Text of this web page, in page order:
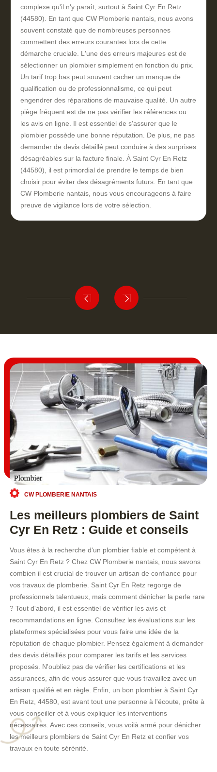
complexe qu'il n'y paraît, surtout à Saint Cyr En Retz
(44580). En tant que CW Plomberie nantais, nous avons
souvent constaté que de nombreuses personnes
commettent des erreurs courantes lors de cette
démarche cruciale. L'une des erreurs majeures est de
sélectionner un plombier simplement en fonction du prix.
Un tarif trop bas peut souvent cacher un manque de
qualification ou de professionnalisme, ce qui peut
engendrer des réparations de mauvaise qualité. Un autre
piège fréquent est de ne pas vérifier les références ou
les avis en ligne. Il est essentiel de s'assurer que le
plombier possède une bonne réputation. De plus, ne pas
demander de devis détaillé peut conduire à des surprises
désagréables sur la facture finale. À Saint Cyr En Retz
(44580), il est primordial de prendre le temps de bien
choisir pour éviter des désagréments futurs. En tant que
CW Plomberie nantais, nous vous encourageons à faire
preuve de vigilance lors de votre sélection.
CW PLOMBERIE NANTAIS
Les meilleurs plombiers de Saint
Cyr En Retz : Guide et conseils
Vous êtes à la recherche d'un plombier fiable et compétent à
Saint Cyr En Retz ? Chez CW Plomberie nantais, nous savons
combien il est crucial de trouver un artisan de confiance pour
vos travaux de plomberie. Saint Cyr En Retz regorge de
professionnels talentueux, mais comment dénicher la perle rare
? Tout d'abord, il est essentiel de vérifier les avis et
recommandations en ligne. Consultez les évaluations sur les
plateformes spécialisées pour vous faire une idée de la
réputation de chaque plombier. Pensez également à demander
des devis détaillés pour comparer les tarifs et les services
proposés. N'oubliez pas de vérifier les certifications et les
assurances, afin de vous assurer que vous travaillez avec un
artisan qualifié et en règle. Enfin, un bon plombier à Saint Cyr
En Retz, 44580, est avant tout une personne à l'écoute, prête à
vous conseiller et à vous expliquer les interventions
nécessaires. Avec ces conseils, vous voilà armé pour dénicher
les meilleurs plombiers de Saint Cyr En Retz et confier vos
travaux en toute sérénité.